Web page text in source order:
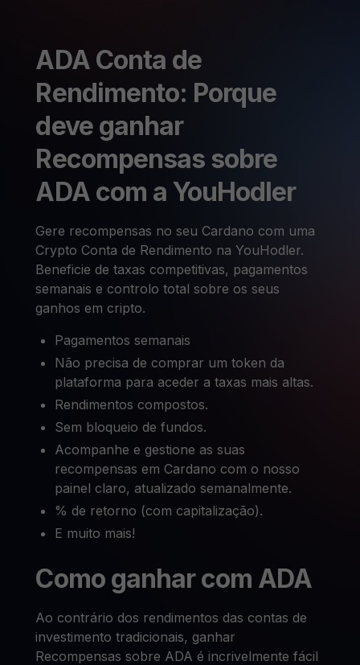
ADA Conta de
Rendimento: Porque
deve ganhar
Recompensas sobre
ADA com a YouHodler
Gere recompensas no seu Cardano com uma
Crypto Conta de Rendimento na YouHodler.
Beneficie de taxas competitivas, pagamentos
semanais e controlo total sobre os seus
ganhos em cripto.
Pagamentos semanais
Não precisa de comprar um token da
plataforma para aceder a taxas mais altas.
Rendimentos compostos.
Sem bloqueio de fundos.
Acompanhe e gestione as suas
recompensas em Cardano com o nosso
painel claro, atualizado semanalmente.
% de retorno (com capitalização).
E muito mais!
Como ganhar com ADA
Ao contrário dos rendimentos das contas de
investimento tradicionais, ganhar
Recompensas sobre ADA é incrivelmente fácil